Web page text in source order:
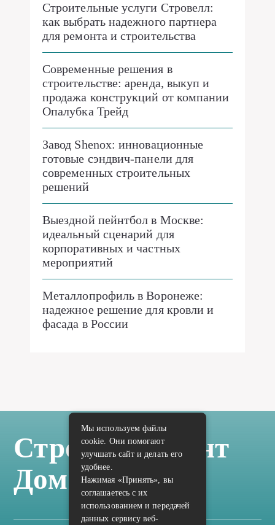
Строительные услуги Стровелл:
как выбрать надежного партнера
для ремонта и строительства
Современные решения в
строительстве: аренда, выкуп и
продажа конструкций от компании
Опалубка Трейд
Завод Shenox: инновационные
готовые сэндвич-панели для
современных строительных
решений
Выездной пейнтбол в Москве:
идеальный сценарий для
корпоративных и частных
мероприятий
Металлопрофиль в Воронеже:
надежное решение для кровли и
фасада в России
Стройка Ремонт
Дом Отделка
Мы используем файлы
cookie. Они помогают
улучшать сайт и делать его
удобнее.
Нажимая «Принять», вы
соглашаетесь с их
использованием и передачей
данных сервису веб-